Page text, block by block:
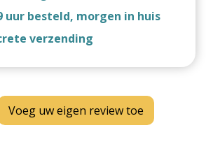
uur besteld, morgen in huis
verzending
Voeg uw eigen review toe